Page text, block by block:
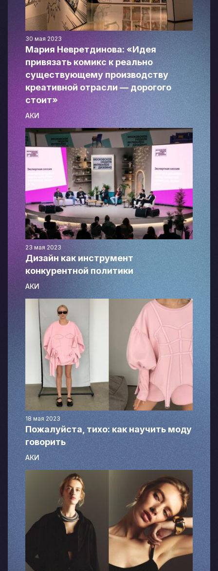
30 мая 2023
Мария Невретдинова: «Идея
привязать комикс к реально
существующему производству
креативной отрасли — дорогого
стоит»
АКИ
23 мая 2023
Дизайн как инструмент
конкурентной политики
АКИ
18 мая 2023
Пожалуйста, тихо: как научить моду
говорить
АКИ